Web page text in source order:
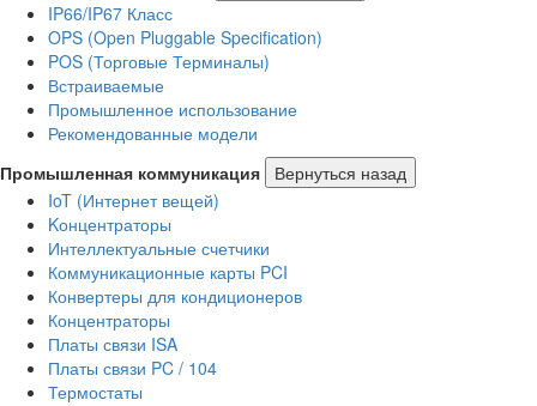
IP66/IP67 Класс
OPS (Open Pluggable Specification)
POS (Торговые Терминалы)
Встраиваемые
Промышленное использование
Рекомендованные модели
Промышленная коммуникация
Вернуться назад
IoT (Интернет вещей)
Kонцентраторы
Интеллектуальные счетчики
Коммуникационные карты PCI
Конвертеры для кондиционеров
Концентраторы
Платы связи ISA
Платы связи PC / 104
Термостаты